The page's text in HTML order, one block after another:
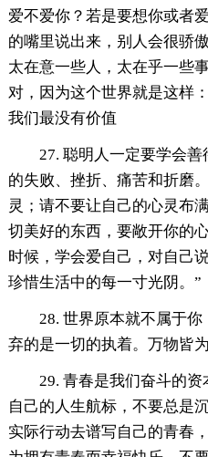
爱不爱你？若是要想你或者
的嘴里说出来，别人会很
太在意一些人，太在乎一些
对，因为这个世界就是这样
我们最没有价值
27. 聪明人一定要学会
的失败、挫折、痛苦和折磨
灵；请不要让自己的心灵布
切美好的东西，要敞开你的
时候，学会爱自己，对自己
珍惜生活中的每一寸光阴。”
28. 世界原本就不属于
弃的是一切的执着。万物皆
29. 青春是我们奋斗的
自己的人生航标，不要总是
实际行动去谱写自己的青春